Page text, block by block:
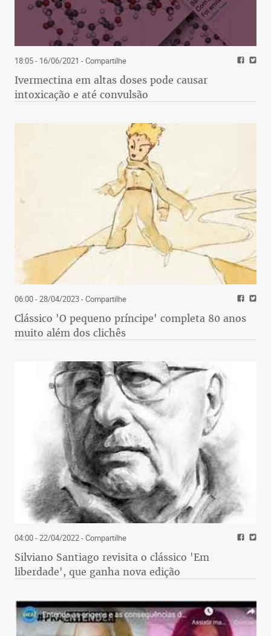
18:05 - 16/06/2021 - Compartilhe
Ivermectina em altas doses pode causar
intoxicação e até convulsão
06:00 - 28/04/2023- Compartilhe
Clássico 'O pequeno príncipe' completa 80 anos
muito além dos clichês
04:00 - 22/04/2022- Compartilhe
Silviano Santiago revisita o clássico 'Em
liberdade', que ganha nova edição